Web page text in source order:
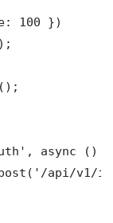
100 })
async ()
api/v1/